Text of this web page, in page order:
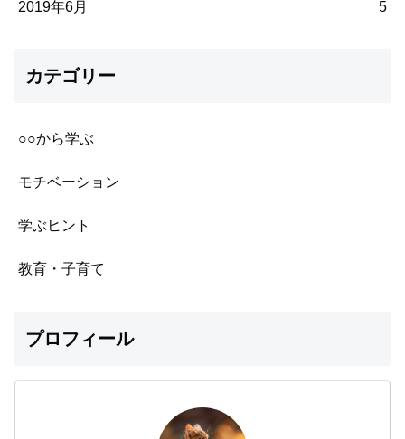
2019年6月 5
カテゴリー
○○から学ぶ
モチベーション
学ぶヒント
教育・子育て
プロフィール